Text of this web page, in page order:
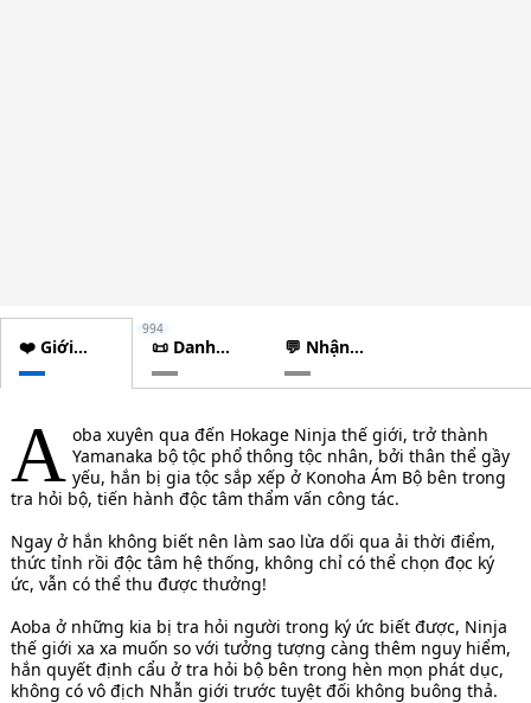
❤️ Giới
thiệu
📜 Danh
sách
chương
994
💬 Nhận
xét
A oba xuyên qua đến Hokage Ninja thế giới, trở thành
Yamanaka bộ tộc phổ thông tộc nhân, bởi thân thể gầy
yếu, hắn bị gia tộc sắp xếp ở Konoha Ám Bộ bên trong
tra hỏi bộ, tiến hành độc tâm thẩm vấn công tác.
Ngay ở hắn không biết nên làm sao lừa dối qua ải thời điểm,
thức tỉnh rồi độc tâm hệ thống, không chỉ có thể chọn đọc ký
ức, vẫn có thể thu được thưởng!
Aoba ở những kia bị tra hỏi người trong ký ức biết được, Ninja
thế giới xa xa muốn so với tưởng tượng càng thêm nguy hiểm,
hắn quyết định cẩu ở tra hỏi bộ bên trong hèn mọn phát dục,
không có vô địch Nhẫn giới trước tuyệt đối không buông thả.